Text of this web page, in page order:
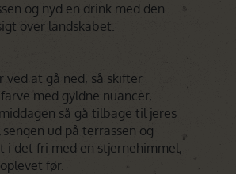
og nyd en drink med den
over landskabet.
ved at gå ned, så skifter
med gyldne nuancer,
så gå tilbage til jeres
ud på terrassen og
i det fri med en stjernehimmel,
før.